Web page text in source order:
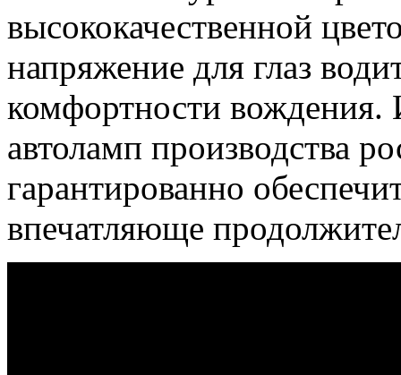
высококачественной
напряжение для глаз
комфортности вождения.
автоламп производства
гарантированно
впечатляюще